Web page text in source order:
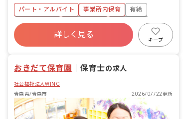
食事・睡眠・排泄・清潔・衣類の着脱等
・集団生活を通じた社会性の装着 ・行事
の計画・実行、お知らせの作成
パート・アルバイト 事業所内保育
有給
福利厚生充実
産休育休制度
未経験歓迎
WEB面接OK
詳しく見る
キープ
おきだて保育園 ｜保育士の求人
社会福祉法人WING
青森県/青森市
2026/07/22更新